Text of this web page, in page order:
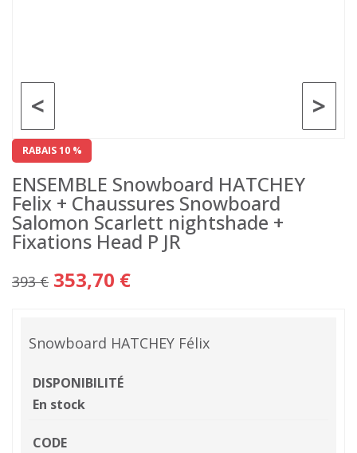
>
<
RABAIS 10 %
ENSEMBLE Snowboard HATCHEY
Felix + Chaussures Snowboard
Salomon Scarlett nightshade +
Fixations Head P JR
393 € 353,70 €
Snowboard HATCHEY Félix
DISPONIBILITÉ
En stock
CODE